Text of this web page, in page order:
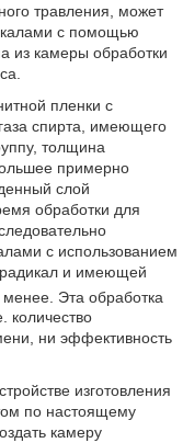
травления, может
с помощью
из камеры обработки
пленки с
спирта, имеющего
толщина
примерно
слой
обработки для
с использованием
и имеющей
менее. Эта обработка
количество
ни эффективность
изготовления
по настоящему
камеру